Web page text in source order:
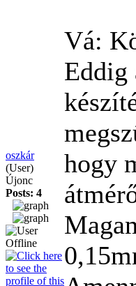
oszkár
(User)
Újonc
Posts: 4
Vá:
Eddig
hogy